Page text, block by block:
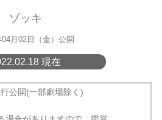
ゾッキ
月02日（金）公開
現在
公開(一部劇場除く)